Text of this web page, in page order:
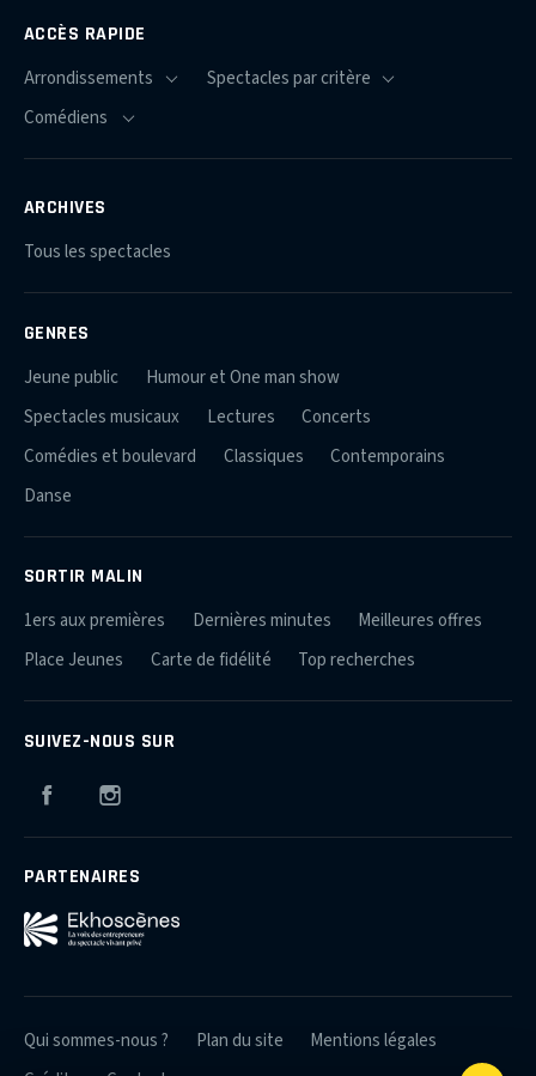
ACCÈS RAPIDE
ARCHIVES
Tous les spectacles
GENRES
Jeune public
Humour et One man show
Spectacles musicaux
Lectures
Concerts
Comédies et boulevard
Classiques
Contemporains
Danse
SORTIR MALIN
1ers aux premières Dernières minutes
Meilleures offres
Place Jeunes
Carte de fidélité Top recherches
SUIVEZ-NOUS SUR
Facebook
PARTENAIRES
Qui sommes-nous ? Plan du site
Mentions légales